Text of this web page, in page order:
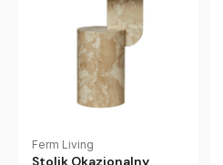
Ferm Living
Stolik Okazjonalny